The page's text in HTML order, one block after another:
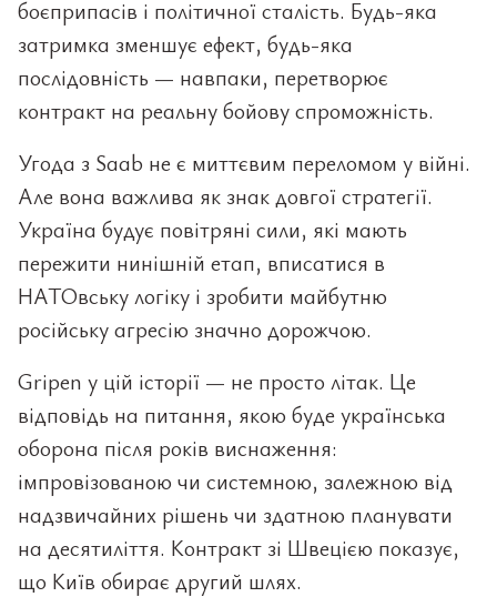
боєприпасів і політичної сталість. Будь-яка
затримка зменшує ефект, будь-яка
послідовність — навпаки, перетворює
контракт на реальну бойову спроможність.
Угода з Saab не є миттєвим переломом у війні.
Але вона важлива як знак довгої стратегії.
Україна будує повітряні сили, які мають
пережити нинішній етап, вписатися в
НАТОвську логіку і зробити майбутню
російську агресію значно дорожчою.
Gripen у цій історії — не просто літак. Це
відповідь на питання, якою буде українська
оборона після років виснаження:
імпровізованою чи системною, залежною від
надзвичайних рішень чи здатною планувати
на десятиліття. Контракт зі Швецією показує,
що Київ обирає другий шлях.